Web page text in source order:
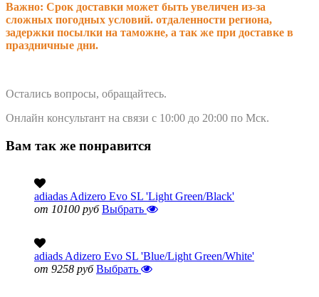
Важно: Срок доставки может быть увеличен из-за
сложных погодных условий. отдаленности региона,
задержки посылки на таможне, а так же при доставке в
праздничные дни.
Остались вопросы, обращайтесь.
Онлайн консультант на связи с 10:00 до 20:00 по Мск.
Вам так же понравится
adiadas Adizero Evo SL 'Light Green/Black'
от 10100 руб Выбрать
adiads Adizero Evo SL 'Blue/Light Green/White'
от 9258 руб Выбрать